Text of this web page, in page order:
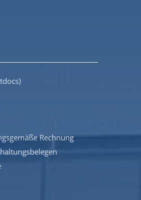
Rechnung